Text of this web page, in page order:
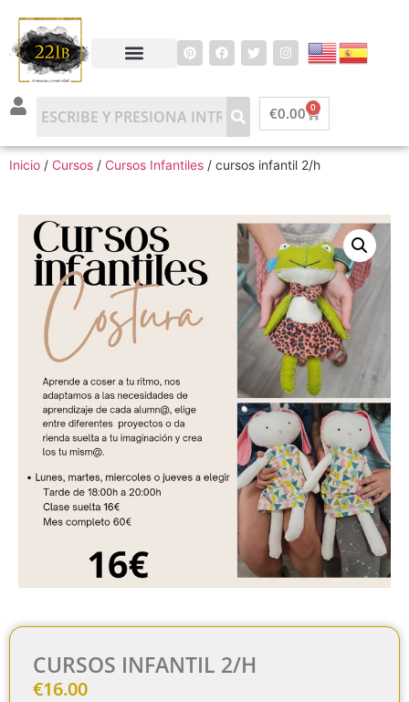
€0.00 0
Inicio / Cursos / Cursos Infantiles / cursos infantil 2/h
CURSOS INFANTIL 2/H
€16.00